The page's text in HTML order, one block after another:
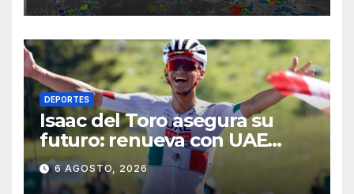
DEPORTES
Isaac del Toro asegura su
futuro: renueva con UAE
Team Emirates hasta 2031
6 AGOSTO, 2026